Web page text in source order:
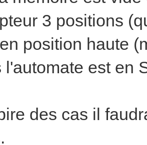
3 positions
position haute
l'automate est en
des cas il